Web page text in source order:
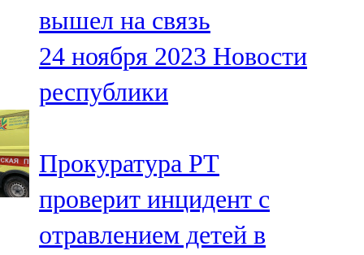
вышел на связь
24 ноября 2023 Новости
республики
Прокуратура РТ
проверит инцидент с
отравлением детей в